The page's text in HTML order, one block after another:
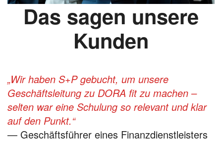
Das sagen unsere
Kunden
„Wir haben S+P gebucht, um unsere
Geschäftsleitung zu DORA fit zu machen –
selten war eine Schulung so relevant und klar
auf den Punkt.“
— Geschäftsführer eines Finanzdienstleisters